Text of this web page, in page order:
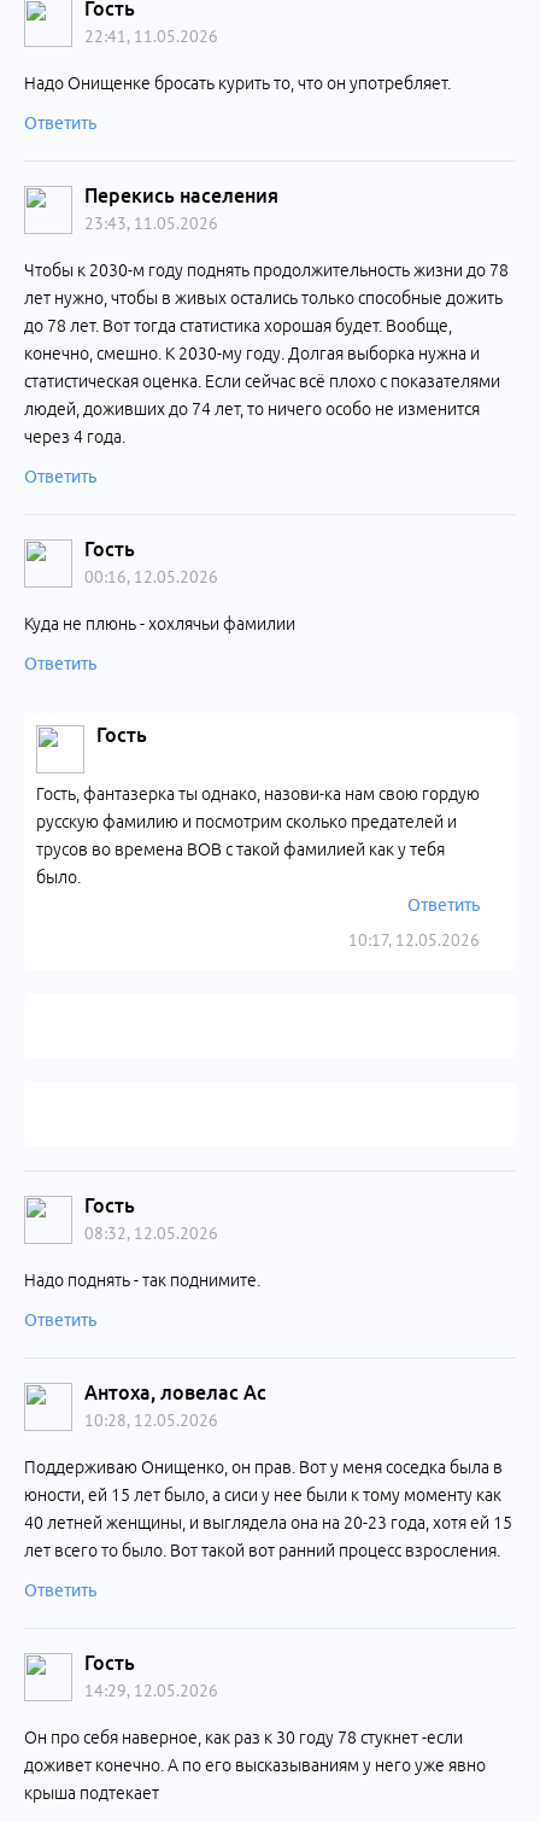
Гость
22:41, 11.05.2026
Надо Онищенке бросать курить то, что он употребляет.
Ответить
Перекись населения
23:43, 11.05.2026
Чтобы к 2030-м году поднять продолжительность жизни до 78
лет нужно, чтобы в живых остались только способные дожить
до 78 лет. Вот тогда статистика хорошая будет. Вообще,
конечно, смешно. К 2030-му году. Долгая выборка нужна и
статистическая оценка. Если сейчас всё плохо с показателями
людей, доживших до 74 лет, то ничего особо не изменится
через 4 года.
Ответить
Гость
00:16, 12.05.2026
Куда не плюнь - хохлячьи фамилии
Ответить
Гость
10:17, 12.05.2026
Гость, фантазерка ты однако, назови-ка нам свою гордую
русскую фамилию и посмотрим сколько предателей и
трусов во времена ВОВ с такой фамилией как у тебя
было.
Ответить
Гость
08:32, 12.05.2026
Надо поднять - так поднимите.
Ответить
Антоха, ловелас Ас
10:28, 12.05.2026
Поддерживаю Онищенко, он прав. Вот у меня соседка была в
юности, ей 15 лет было, а сиси у нее были к тому моменту как
40 летней женщины, и выглядела она на 20-23 года, хотя ей 15
лет всего то было. Вот такой вот ранний процесс взросления.
Ответить
Гость
14:29, 12.05.2026
Он про себя наверное, как раз к 30 году 78 стукнет -если
доживет конечно. А по его высказываниям у него уже явно
крыша подтекает